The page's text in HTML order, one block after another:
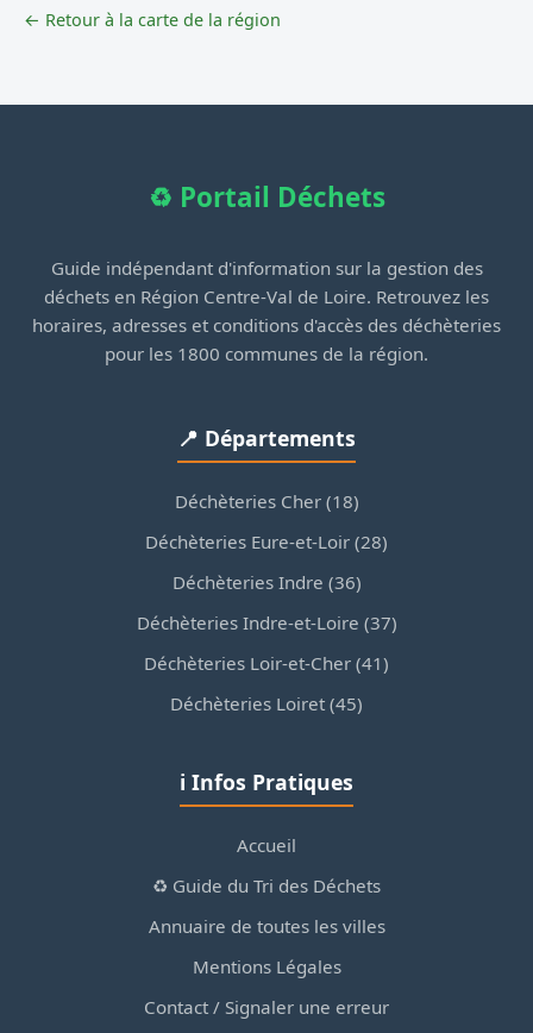
← Retour à la carte de la région
♻️ Portail Déchets
Guide indépendant d'information sur la gestion des
déchets en Région Centre-Val de Loire. Retrouvez les
horaires, adresses et conditions d'accès des déchèteries
pour les 1800 communes de la région.
📍 Départements
Déchèteries Cher (18)
Déchèteries Eure-et-Loir (28)
Déchèteries Indre (36)
Déchèteries Indre-et-Loire (37)
Déchèteries Loir-et-Cher (41)
Déchèteries Loiret (45)
ℹ️ Infos Pratiques
Accueil
♻️ Guide du Tri des Déchets
Annuaire de toutes les villes
Mentions Légales
Contact / Signaler une erreur